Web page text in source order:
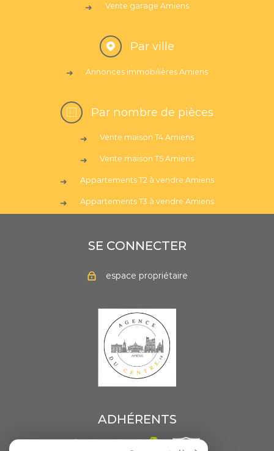
Vente garage Amiens
Par ville
Annonces immobilières Amiens
Par nombre de pièces
Vente maison T4 Amiens
Vente maison T5 Amiens
Appartements T2 à vendre Amiens
Appartements T3 à vendre Amiens
SE CONNECTER
espace propriétaire
ADHÉRENTS